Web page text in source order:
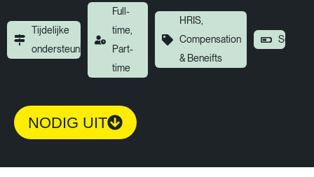
Tijdelijke
ondersteuning
Full-
time,
Part-
time
HRIS,
Compensation
& Beneifts
Senior
NODIG UIT